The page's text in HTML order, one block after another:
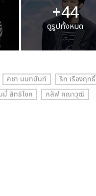
+44
ดูรูปทั้งหมด
คชา นนทนันท์
ริท เรืองฤทธิ์
มี่ สิทธิโชค
กลัฟ คณาวุฒิ